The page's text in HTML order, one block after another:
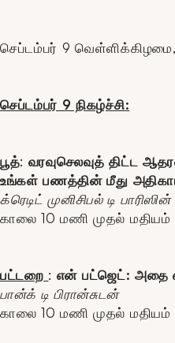
செப்டம்பர் 9
செப்டம்பர் 9 நிகழ்ச்சி:
பூத்: வரவுசெலவுத் திட்ட
உங்கள் பணத்தின் மீது
க்ரெடிட் முனிசிபல் டி
காலை 10 மணி முதல்
பட்டறை : என் பட்ஜெட்: அதை
பான்க் டி பிரான்சுடன்
காலை 10 மணி முதல்